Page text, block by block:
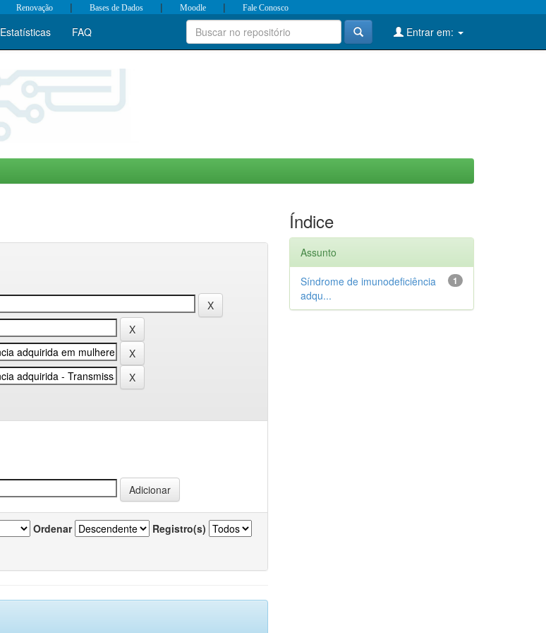
Renovação | Bases de Dados | Moodle | Fale Conosco
Estatísticas FAQ Entrar em:
Ordenar Registro(s)
Índice
Assunto
1
Síndrome de imunodeficiência
adqu...